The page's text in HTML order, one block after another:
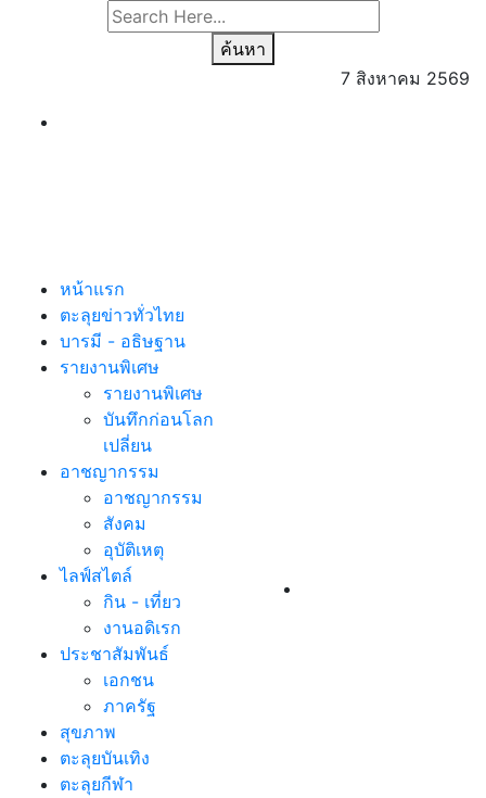
ค้นหา
7 สิงหาคม 2569
หน้าแรก
ตะลุยข่าวทั่วไทย
บารมี - อธิษฐาน
รายงานพิเศษ
รายงานพิเศษ
บันทึกก่อนโลก
เปลี่ยน
อาชญากรรม
อาชญากรรม
สังคม
อุบัติเหตุ
ไลฟ์สไตล์
กิน - เที่ยว
งานอดิเรก
ประชาสัมพันธ์
เอกชน
ภาครัฐ
สุขภาพ
ตะลุยบันเทิง
ตะลุยกีฬา